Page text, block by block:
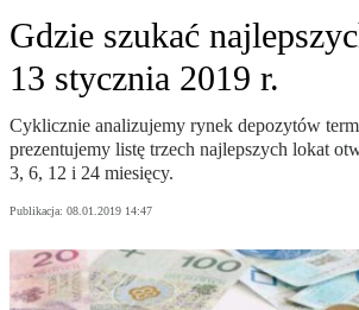
Gdzie szukać
13 stycznia 2019 r.
Cyklicznie analizujemy rynek depozytów
prezentujemy listę trzech najlepszych lokat
3, 6, 12 i 24 miesięcy.
Publikacja: 08.01.2019 14:47